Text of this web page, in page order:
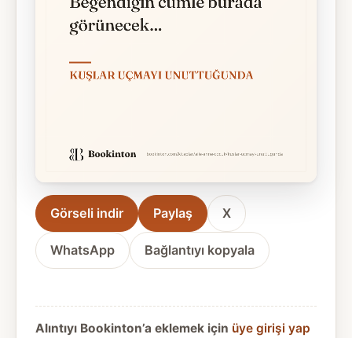
Görseli indir Paylaş X
WhatsApp Bağlantıyı kopyala
Alıntıyı Bookinton’a eklemek için üye girişi yap